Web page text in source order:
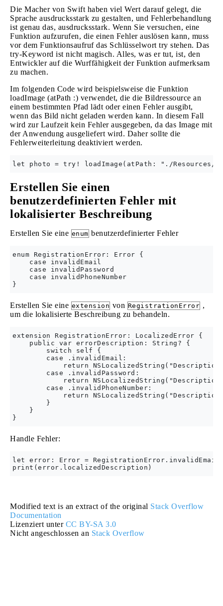
Die Macher von Swift haben viel Wert darauf gelegt, die
Sprache ausdrucksstark zu gestalten, und Fehlerbehandlung
ist genau das, ausdrucksstark. Wenn Sie versuchen, eine
Funktion aufzurufen, die einen Fehler auslösen kann, muss
vor dem Funktionsaufruf das Schlüsselwort try stehen. Das
try-Keyword ist nicht magisch. Alles, was er tut, ist, den
Entwickler auf die Wurffähigkeit der Funktion aufmerksam
zu machen.
Im folgenden Code wird beispielsweise die Funktion
loadImage (atPath :) verwendet, die die Bildressource an
einem bestimmten Pfad lädt oder einen Fehler ausgibt,
wenn das Bild nicht geladen werden kann. In diesem Fall
wird zur Laufzeit kein Fehler ausgegeben, da das Image mit
der Anwendung ausgeliefert wird. Daher sollte die
Fehlerweiterleitung deaktiviert werden.
Erstellen Sie einen
benutzerdefinierten Fehler mit
lokalisierter Beschreibung
Erstellen Sie eine enum benutzerdefinierter Fehler
enum RegistrationError: Error {
    case invalidEmail
    case invalidPassword
    case invalidPhoneNumber
Erstellen Sie eine extension von RegistrationError ,
um die lokalisierte Beschreibung zu behandeln.
extension RegistrationError: LocalizedError {
    public var errorDescription: String? {
        switch self {
        case .invalidEmail:
return
        case .invalidPassword:
return
        case .invalidPhoneNumber:
return
        }
    }
Handle Fehler:
let error: Error = RegistrationError.invalidEmail
Modified text is an extract of the original Stack Overflow
Documentation
Lizenziert unter CC BY-SA 3.0
Nicht angeschlossen an Stack Overflow